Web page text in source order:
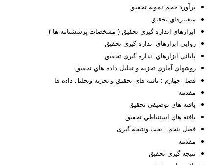
برآورد حجم نمونه تحقيق
متغييرهاي تحقيق
ابزارهاي اندازه گيري تحقيق ( مشخصات پرسشنامه ها )
روايي ابزارهاي اندازه گيري تحقيق
پايائي ايزارهاي اندازه گيري تحقيق
روشهاي آماري تجزيه و تحليل داده هاي تحقيق
فصل چهارم : يافته هاي تحقيق و تجزيه وتحليل داده ها
مقدمه
يافته هاي توصيفي تحقيق
يافته هاي استنباطي تحقيق
فصل پنجم : بحث ونتیجه گیری
مقدمه
نتيجه گيري تحقيق